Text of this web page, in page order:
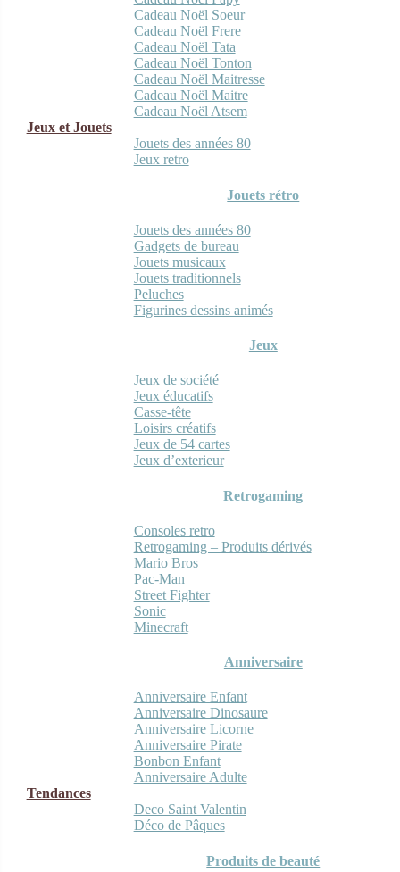
Cadeau Noël Soeur
Cadeau Noël Frere
Cadeau Noël Tata
Cadeau Noël Tonton
Cadeau Noël Maitresse
Cadeau Noël Maitre
Cadeau Noël Atsem
Jeux et Jouets
Jouets des années 80
Jeux retro
Jouets rétro
Jouets des années 80
Gadgets de bureau
Jouets musicaux
Jouets traditionnels
Peluches
Figurines dessins animés
Jeux
Jeux de société
Jeux éducatifs
Casse-tête
Loisirs créatifs
Jeux de 54 cartes
Jeux d’exterieur
Retrogaming
Consoles retro
Retrogaming – Produits dérivés
Mario Bros
Pac-Man
Street Fighter
Sonic
Minecraft
Anniversaire
Anniversaire Enfant
Anniversaire Dinosaure
Anniversaire Licorne
Anniversaire Pirate
Bonbon Enfant
Anniversaire Adulte
Tendances
Deco Saint Valentin
Déco de Pâques
Produits de beauté